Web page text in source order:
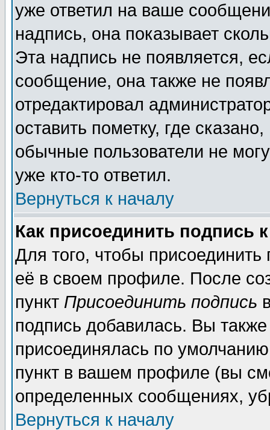
уже ответил на ваше
надпись, она показывает
Эта надпись не появляется,
сообщение, она также не
отредактировал
оставить пометку, где
обычные пользователи не
уже кто-то ответил.
Вернуться к началу
Как присоединить подпись
Для того, чтобы
её в своем профиле. После
пункт Присоединить подпись
подпись добавилась. Вы
присоединялась по
пункт в вашем профиле (вы
определенных сообщениях,
Вернуться к началу